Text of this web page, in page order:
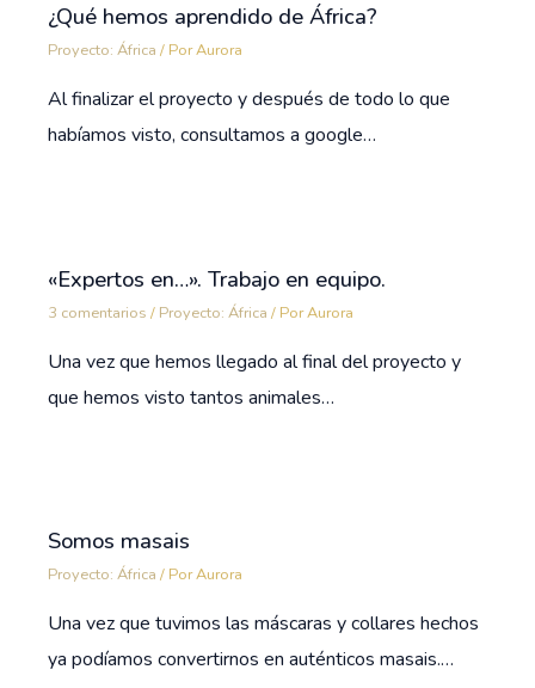
¿Qué hemos aprendido de África?
Proyecto: África / PorAurora
Al finalizar el proyecto y después de todo lo que
habíamos visto, consultamos a google…
«Expertos en…». Trabajo en equipo.
3 comentarios / Proyecto: África / PorAurora
Una vez que hemos llegado al final del proyecto y
que hemos visto tantos animales…
Somos masais
Proyecto: África / PorAurora
Una vez que tuvimos las máscaras y collares hechos
ya podíamos convertirnos en auténticos masais.…